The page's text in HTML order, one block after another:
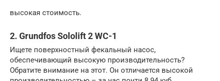
высокая стоимость.
2. Grundfos Sololift 2 WC-1
Ищете поверхностный фекальный насос,
обеспечивающий высокую производительность?
Обратите внимание на этот. Он отличается высокой